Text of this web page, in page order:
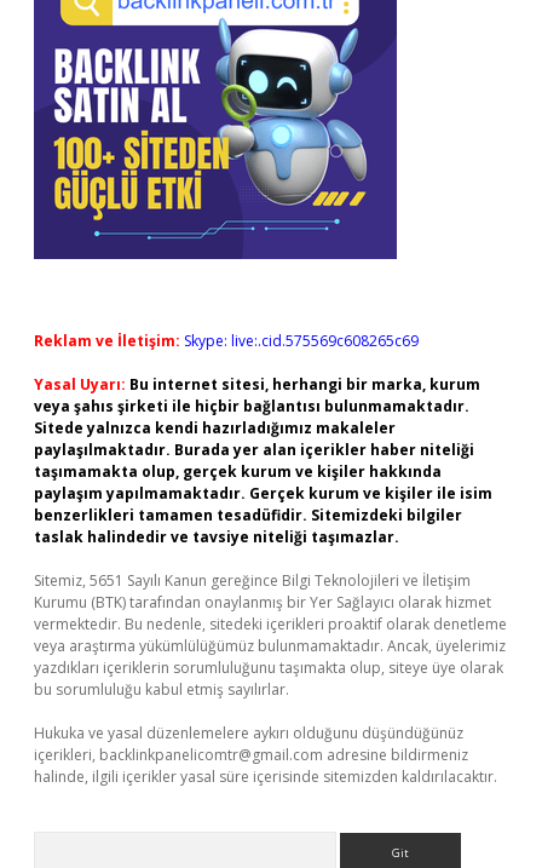
Reklam ve İletişim: Skype: live:.cid.575569c608265c69
Yasal Uyarı: Bu internet sitesi, herhangi bir marka, kurum
veya şahıs şirketi ile hiçbir bağlantısı bulunmamaktadır.
Sitede yalnızca kendi hazırladığımız makaleler
paylaşılmaktadır. Burada yer alan içerikler haber niteliği
taşımamakta olup, gerçek kurum ve kişiler hakkında
paylaşım yapılmamaktadır. Gerçek kurum ve kişiler ile isim
benzerlikleri tamamen tesadüfidir. Sitemizdeki bilgiler
taslak halindedir ve tavsiye niteliği taşımazlar.
Sitemiz, 5651 Sayılı Kanun gereğince Bilgi Teknolojileri ve İletişim
Kurumu (BTK) tarafından onaylanmış bir Yer Sağlayıcı olarak hizmet
vermektedir. Bu nedenle, sitedeki içerikleri proaktif olarak denetleme
veya araştırma yükümlülüğümüz bulunmamaktadır. Ancak, üyelerimiz
yazdıkları içeriklerin sorumluluğunu taşımakta olup, siteye üye olarak
bu sorumluluğu kabul etmiş sayılırlar.
Hukuka ve yasal düzenlemelere aykırı olduğunu düşündüğünüz
içerikleri, backlinkpanelicomtr@gmail.com adresine bildirmeniz
halinde, ilgili içerikler yasal süre içerisinde sitemizden kaldırılacaktır.